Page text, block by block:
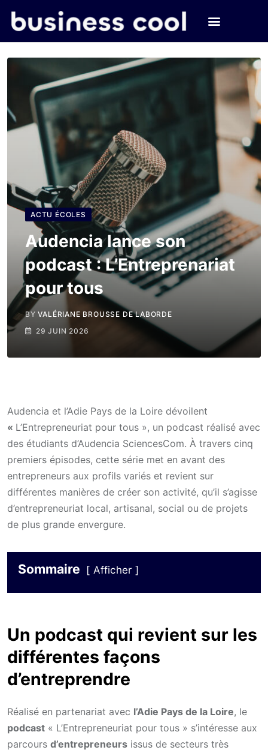
ACTU ÉCOLES
Audencia lance son
podcast : L’Entreprenariat
pour tous
BYVALÉRIANE BROUSSE DE LABORDE
29 JUIN 2026
Audencia et l’Adie Pays de la Loire dévoilent
« L’Entrepreneuriat pour tous », un podcast réalisé avec
des étudiants d’Audencia SciencesCom. À travers cinq
premiers épisodes, cette série met en avant des
entrepreneurs aux profils variés et revient sur
différentes manières de créer son activité, qu’il s’agisse
d’entrepreneuriat local, artisanal, social ou de projets
de plus grande envergure.
Sommaire Afficher
Un podcast qui revient sur les
différentes façons
d’entreprendre
Réalisé en partenariat avec l’Adie Pays de la Loire, le
podcast « L’Entrepreneuriat pour tous » s’intéresse aux
parcours d’entrepreneurs issus de secteurs très